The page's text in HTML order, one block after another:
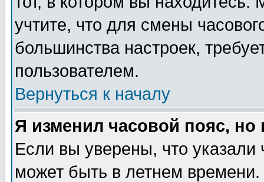
учтите, что для смены
большинства настроек,
пользователем.
Вернуться к началу
Я изменил часовой пояс,
Если вы уверены, что указали
может быть в летнем